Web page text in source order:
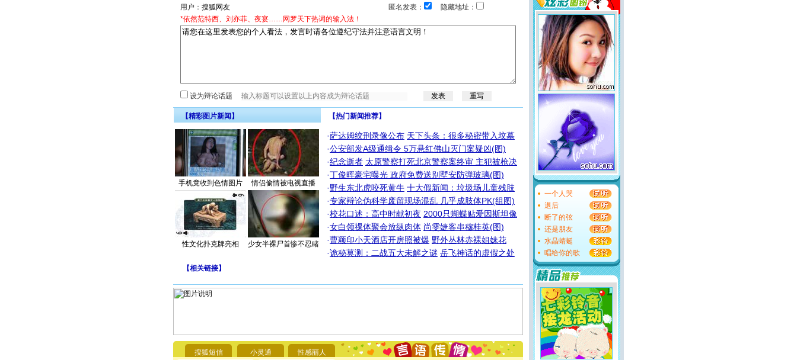
用户： 匿名发表：
隐藏地址：
*依然范特西、刘亦菲、夜宴……网罗天下热词的输入法！
设为辩论话题
【精彩图片新闻】
手机竟收到色情图片 情侣偷情被电视直播
性文化扑克牌亮相 少女半裸尸首惨不忍睹
【热门新闻推荐】
·萨达姆绞刑录像公布 天下头条：很多秘密带入坟墓
·公安部发A级通缉令 5万悬红佛山灭门案疑凶(图)
·纪念逝者 太原警察打死北京警察案终审 主犯被枪决
·丁俊晖豪宅曝光 政府免费送别墅安防弹玻璃(图)
·野生东北虎咬死黄牛 十大假新闻：垃圾场儿童残肢
·专家辩论伪科学废留现场混乱 几乎成肢体PK(组图)
·校花口述：高中时献初夜 2000只蝴蝶贴爱因斯坦像
·女白领祼体聚会放纵肉体 尚雯婕客串穆桂英(图)
·曹颖印小天酒店开房照被爆 野外丛林赤裸姐妹花
·诡秘莫测：二战五大未解之谜 岳飞神话的虚假之处
【相关链接】
搜狐短信 小灵通 性感丽人
你太多，只有给你五千万：千万快乐！千万要健康！千万
要平安！千万要知足！千万不要忘记我！
一个人哭
退后
断了的弦
还是朋友
水晶蜻蜓
唱给你的歌